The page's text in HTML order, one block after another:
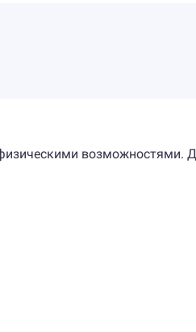
возможностями.